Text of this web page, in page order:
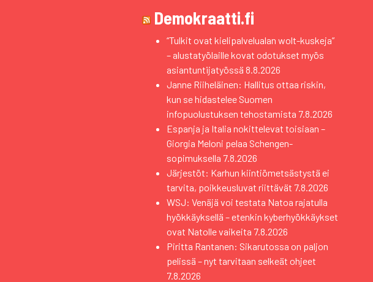
Demokraatti.fi
“Tulkit ovat kielipalvelualan wolt-kuskeja”
– alustatyölaille kovat odotukset myös
asiantuntijatyössä 8.8.2026
Janne Riiheläinen: Hallitus ottaa riskin,
kun se hidastelee Suomen
infopuolustuksen tehostamista 7.8.2026
Espanja ja Italia nokittelevat toisiaan –
Giorgia Meloni pelaa Schengen-
sopimuksella 7.8.2026
Järjestöt: Karhun kiintiömetsästystä ei
tarvita, poikkeusluvat riittävät 7.8.2026
WSJ: Venäjä voi testata Natoa rajatulla
hyökkäyksellä – etenkin kyberhyökkäykset
ovat Natolle vaikeita 7.8.2026
Piritta Rantanen: Sikarutossa on paljon
pelissä – nyt tarvitaan selkeät ohjeet
7.8.2026